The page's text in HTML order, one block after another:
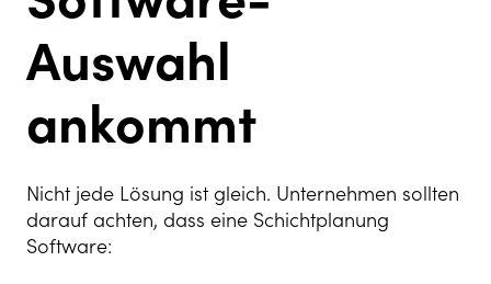
Auswahl
ankommt
Nicht jede Lösung ist gleich. Unternehmen sollten
darauf achten, dass eine Schichtplanung
Software: